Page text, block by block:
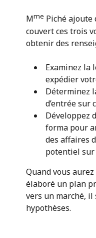
Mme Piché ajoute
couvert ces trois
obtenir des
Examinez la
expédier
Déterminez
d’entrée sur
Développez
forma pour
des affaires
potentiel sur
Quand vous
élaboré un plan
vers un marché, il
hypothèses.